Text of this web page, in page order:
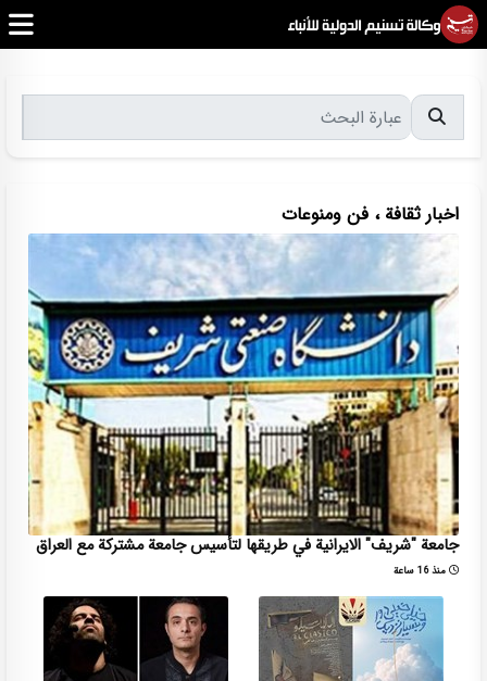
اخبار ثقافة ، فن ومنوعات
جامعة "شريف" الايرانية في طريقها لتأسيس جامعة مشتركة مع العراق
منذ 16 ساعة